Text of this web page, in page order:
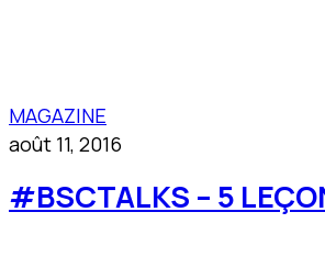
MAGAZINE
août 11, 2016
#BSCTALKS – 5